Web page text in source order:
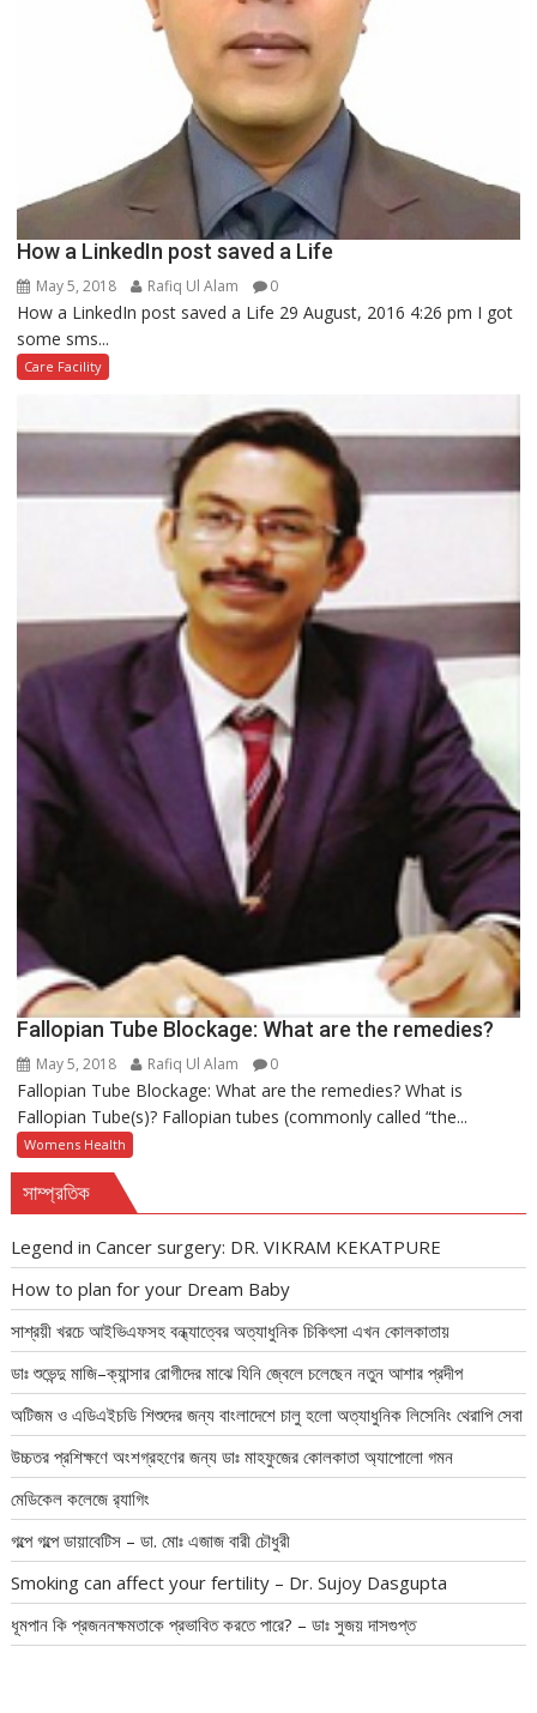
How a LinkedIn post saved a Life
May 5, 2018 Rafiq Ul Alam 0
How a LinkedIn post saved a Life 29 August, 2016 4:26 pm I got
some sms...
Care Facility
Fallopian Tube Blockage: What are the remedies?
May 5, 2018 Rafiq Ul Alam 0
Fallopian Tube Blockage: What are the remedies? What is
Fallopian Tube(s)? Fallopian tubes (commonly called “the...
Womens Health
সাম্প্রতিক
Legend in Cancer surgery: DR. VIKRAM KEKATPURE
How to plan for your Dream Baby
সাশ্রয়ী খরচে আইভিএফসহ বন্ধ্যাত্বের অত্যাধুনিক চিকিৎসা এখন কোলকাতায়
ডাঃ শুভেন্দু মাজি–ক্যান্সার রোগীদের মাঝে যিনি জ্বেলে চলেছেন নতুন আশার প্রদীপ
অটিজম ও এডিএইচডি শিশুদের জন্য বাংলাদেশে চালু হলো অত্যাধুনিক লিসেনিং থেরাপি সেবা
উচ্চতর প্রশিক্ষণে অংশগ্রহণের জন্য ডাঃ মাহফুজের কোলকাতা অ্যাপোলো গমন
মেডিকেল কলেজে র‍্যাগিং
গল্পে গল্পে ডায়াবেটিস – ডা. মোঃ এজাজ বারী চৌধুরী
Smoking can affect your fertility – Dr. Sujoy Dasgupta
ধূমপান কি প্রজননক্ষমতাকে প্রভাবিত করতে পারে? – ডাঃ সুজয় দাসগুপ্ত